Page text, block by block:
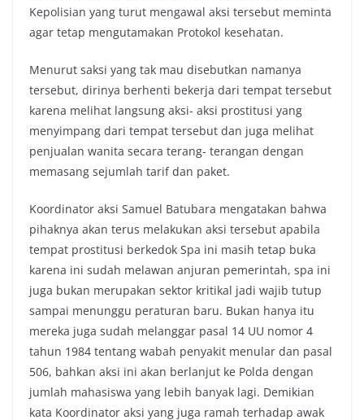
Kepolisian yang turut mengawal aksi tersebut meminta
agar tetap mengutamakan Protokol kesehatan.
Menurut saksi yang tak mau disebutkan namanya
tersebut, dirinya berhenti bekerja dari tempat tersebut
karena melihat langsung aksi- aksi prostitusi yang
menyimpang dari tempat tersebut dan juga melihat
penjualan wanita secara terang- terangan dengan
memasang sejumlah tarif dan paket.
Koordinator aksi Samuel Batubara mengatakan bahwa
pihaknya akan terus melakukan aksi tersebut apabila
tempat prostitusi berkedok Spa ini masih tetap buka
karena ini sudah melawan anjuran pemerintah, spa ini
juga bukan merupakan sektor kritikal jadi wajib tutup
sampai menunggu peraturan baru. Bukan hanya itu
mereka juga sudah melanggar pasal 14 UU nomor 4
tahun 1984 tentang wabah penyakit menular dan pasal
506, bahkan aksi ini akan berlanjut ke Polda dengan
jumlah mahasiswa yang lebih banyak lagi. Demikian
kata Koordinator aksi yang juga ramah terhadap awak